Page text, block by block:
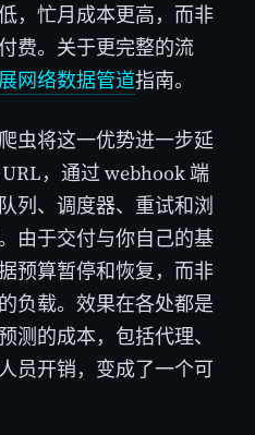
，忙月成本更高，而非
费。关于更完整的流
网络数据管道指南。
虫将这一优势进一步延
，通过 webhook 端
列、调度器、重试和浏
由于交付与你自己的基
预算暂停和恢复，而非
负载。效果在各处都是
测的成本，包括代理、
员开销，变成了一个可